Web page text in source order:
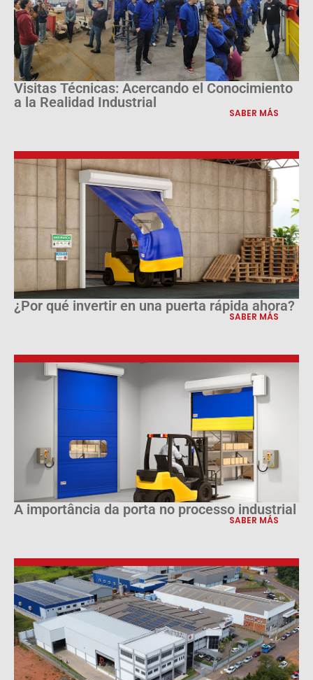
Visitas Técnicas: Acercando el Conocimiento
a la Realidad Industrial
SABER MÁS
¿Por qué invertir en una puerta rápida ahora?
SABER MÁS
A importância da porta no processo industrial
SABER MÁS